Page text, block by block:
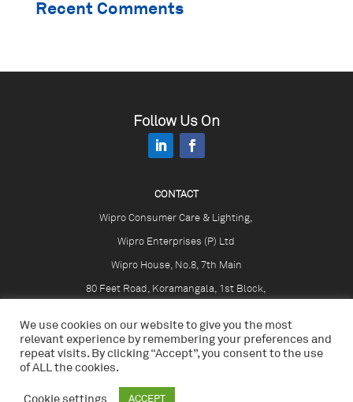
Recent Comments
Follow Us On
CONTACT
Wipro Consumer Care & Lighting,
Wipro Enterprises (P) Ltd
Wipro House, No.8, 7th Main
80 Feet Road, Koramangala, 1st Block,
INDIA
We use cookies on our website to give you the most
relevant experience by remembering your preferences and
repeat visits. By clicking “Accept”, you consent to the use
of ALL the cookies.
Cookie settings ACCEPT